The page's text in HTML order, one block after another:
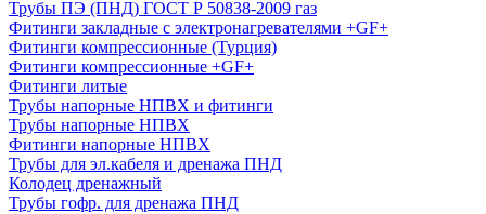
Трубы ПЭ (ПНД) ГОСТ Р 50838-2009 газ
Фитинги закладные с электронагревателями +GF+
Фитинги компрессионные (Турция)
Фитинги компрессионные +GF+
Фитинги литые
Трубы напорные НПВХ и фитинги
Трубы напорные НПВХ
Фитинги напорные НПВХ
Трубы для эл.кабеля и дренажа ПНД
Колодец дренажный
Трубы гофр. для дренажа ПНД